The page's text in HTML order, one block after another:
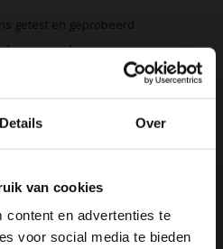
Details Over
van cookies
content en advertenties te
voor social media te bieden
getest en geprobeerd
dag verzonden